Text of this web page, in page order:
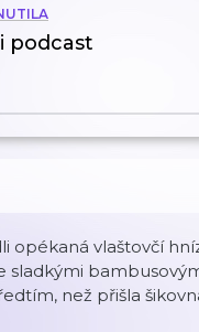
podcast
opékaná vlaštovčí
sladkými
než přišla